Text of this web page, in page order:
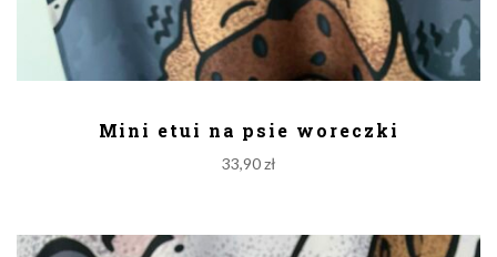
Mini etui na psie woreczki
33,90zł